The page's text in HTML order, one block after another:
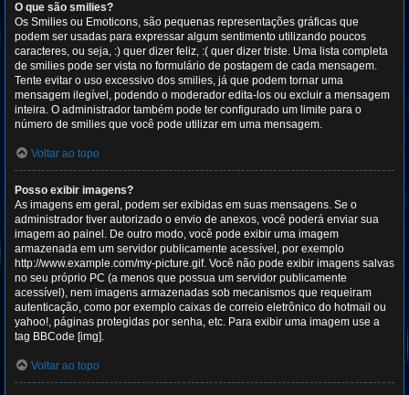
O que são smilies?
Os Smilies ou Emoticons, são pequenas representações gráficas que
podem ser usadas para expressar algum sentimento utilizando poucos
caracteres, ou seja, :) quer dizer feliz, :( quer dizer triste. Uma lista completa
de smilies pode ser vista no formulário de postagem de cada mensagem.
Tente evitar o uso excessivo dos smilies, já que podem tornar uma
mensagem ilegível, podendo o moderador edita-los ou excluir a mensagem
inteira. O administrador também pode ter configurado um limite para o
número de smilies que você pode utilizar em uma mensagem.
Voltar ao topo
Posso exibir imagens?
As imagens em geral, podem ser exibidas em suas mensagens. Se o
administrador tiver autorizado o envio de anexos, você poderá enviar sua
imagem ao painel. De outro modo, você pode exibir uma imagem
armazenada em um servidor publicamente acessível, por exemplo
http://www.example.com/my-picture.gif. Você não pode exibir imagens salvas
no seu próprio PC (a menos que possua um servidor publicamente
acessível), nem imagens armazenadas sob mecanismos que requeiram
autenticação, como por exemplo caixas de correio eletrônico do hotmail ou
yahoo!, páginas protegidas por senha, etc. Para exibir uma imagem use a
tag BBCode [img].
Voltar ao topo